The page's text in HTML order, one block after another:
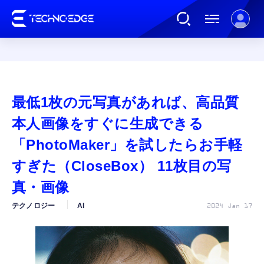
AI
ガジェット
カルチャー
最低1枚の元写真があれば、高品質
本人画像をすぐに生成できる
「PhotoMaker」を試したらお手軽
すぎた（CloseBox） 11枚目の写
真・画像
テクノロジー AI 2024 Jan 17